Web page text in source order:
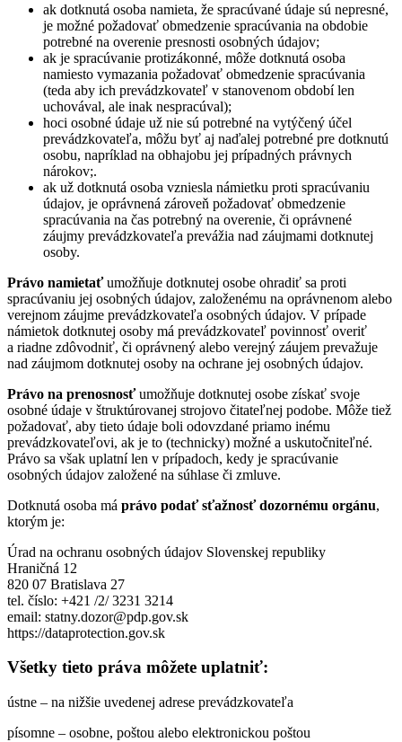
ak dotknutá osoba namieta, že spracúvané údaje sú nepresné,
je možné požadovať obmedzenie spracúvania na obdobie
potrebné na overenie presnosti osobných údajov;
ak je spracúvanie protizákonné, môže dotknutá osoba
namiesto vymazania požadovať obmedzenie spracúvania
(teda aby ich prevádzkovateľ v stanovenom období len
uchovával, ale inak nespracúval);
hoci osobné údaje už nie sú potrebné na vytýčený účel
prevádzkovateľa, môžu byť aj naďalej potrebné pre dotknutú
osobu, napríklad na obhajobu jej prípadných právnych
nárokov;.
ak už dotknutá osoba vzniesla námietku proti spracúvaniu
údajov, je oprávnená zároveň požadovať obmedzenie
spracúvania na čas potrebný na overenie, či oprávnené
záujmy prevádzkovateľa prevážia nad záujmami dotknutej
osoby.
Právo namietaťumožňuje dotknutej osobe ohradiť sa proti
spracúvaniu jej osobných údajov, založenému na oprávnenom alebo
verejnom záujme prevádzkovateľa osobných údajov. V prípade
námietok dotknutej osoby má prevádzkovateľ povinnosť overiť
a riadne zdôvodniť, či oprávnený alebo verejný záujem prevažuje
nad záujmom dotknutej osoby na ochrane jej osobných údajov.
Právo na prenosnosťumožňuje dotknutej osobe získať svoje
osobné údaje v štruktúrovanej strojovo čitateľnej podobe. Môže tiež
požadovať, aby tieto údaje boli odovzdané priamo inému
prevádzkovateľovi, ak je to (technicky) možné a uskutočniteľné.
Právo sa však uplatní len v prípadoch, kedy je spracúvanie
osobných údajov založené na súhlase či zmluve.
Dotknutá osoba má právo podať sťažnosť dozornému orgánu,
ktorým je:
Úrad na ochranu osobných údajov Slovenskej republiky
Hraničná 12
820 07 Bratislava 27
tel. číslo: +421 /2/ 3231 3214
email: statny.dozor@pdp.gov.sk
https://dataprotection.gov.sk
Všetky tieto práva môžete uplatniť:
ústne – na nižšie uvedenej adrese prevádzkovateľa
písomne – osobne, poštou alebo elektronickou poštou